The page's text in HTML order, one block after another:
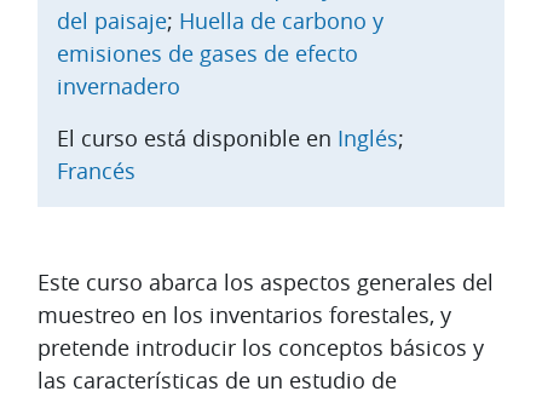
Diagrama de temas
Este curso abarca los aspectos generales del
muestreo en los inventarios forestales, y
pretende introducir los conceptos básicos y
las características de un estudio de
del paisaje; Huella de carbono y
emisiones de gases de efecto
invernadero
El curso está disponible en Inglés;
Francés